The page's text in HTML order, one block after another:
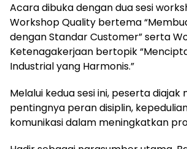
Acara dibuka dengan dua sesi
Workshop Quality bertema
dengan Standar Customer” serta
Ketenagakerjaan bertopik
Industrial yang Harmonis.”
Melalui kedua sesi ini, peserta diajak
pentingnya peran disiplin,
komunikasi dalam meningkatkan